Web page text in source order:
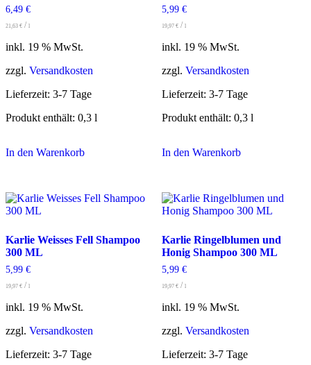
6,49 €
21,63 € / l
inkl. 19 % MwSt.
zzgl. Versandkosten
Lieferzeit: 3-7 Tage
Produkt enthält: 0,3 l
In den Warenkorb
5,99 €
19,97 €/ l
inkl. 19 % MwSt.
zzgl. Versandkosten
Lieferzeit: 3-7 Tage
Produkt enthält: 0,3 l
In den Warenkorb
Karlie Weisses Fell Shampoo
300 ML
5,99 €
19,97 € / l
inkl. 19 % MwSt.
zzgl. Versandkosten
Lieferzeit: 3-7 Tage
Karlie Ringelblumen und
Honig Shampoo 300 ML
5,99 €
19,97 €/ l
inkl. 19 % MwSt.
zzgl. Versandkosten
Lieferzeit: 3-7 Tage